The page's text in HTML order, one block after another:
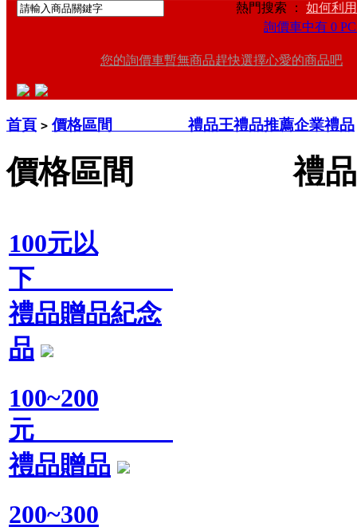
熱門搜索 ： 如何利
詢價車中有 0
您的詢價車暫無商品趕快選擇心愛的商品吧
首頁 > 價格區間 禮品王禮品推薦企業禮品
價格區間 禮品王
100元以
下
禮品贈品紀念
品
100~200
元
禮品贈品
200~300